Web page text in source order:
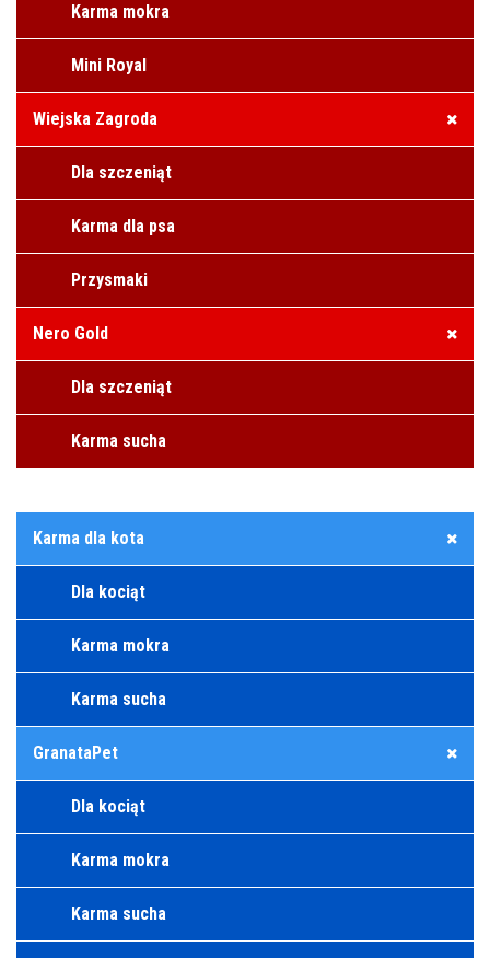
Karma mokra
Mini Royal
Wiejska Zagroda
Dla szczeniąt
Karma dla psa
Przysmaki
Nero Gold
Dla szczeniąt
Karma sucha
Karma dla kota
Dla kociąt
Karma mokra
Karma sucha
GranataPet
Dla kociąt
Karma mokra
Karma sucha